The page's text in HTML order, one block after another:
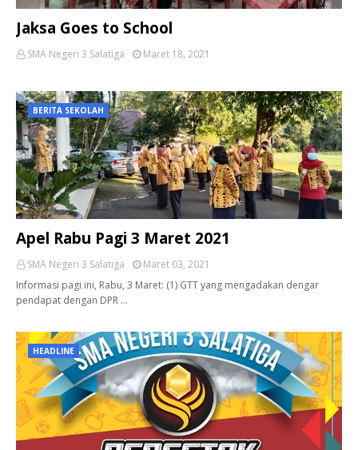
Jaksa Goes to School
SMA Negeri 3 Salatiga Maret 18, 2021
BERITA SEKOLAH
Apel Rabu Pagi 3 Maret 2021
SMA Negeri 3 Salatiga
Maret 03, 2021
Informasi pagi ini, Rabu, 3 Maret: (1) GTT yang mengadakan dengar
pendapat dengan DPR …
HEADLINE